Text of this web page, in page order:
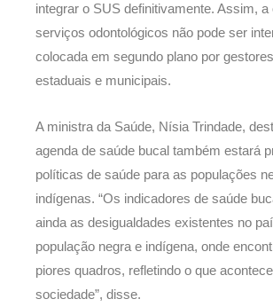
integrar o SUS definitivamente. Assim, a
serviços odontológicos não pode ser
colocada em segundo plano por
estaduais e municipais.
A ministra da Saúde, Nísia Trindade,
agenda de saúde bucal também estará
políticas de saúde para as populações
indígenas. “Os indicadores de saúde
ainda as desigualdades existentes no
população negra e indígena, onde
piores quadros, refletindo o que
sociedade”, disse.